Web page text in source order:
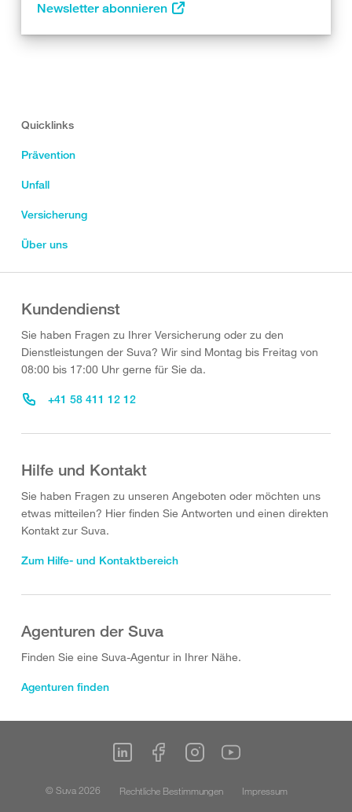
Newsletter abonnieren
Quicklinks
Prävention
Unfall
Versicherung
Über uns
Kundendienst
Sie haben Fragen zu Ihrer Versicherung oder zu den
Dienstleistungen der Suva? Wir sind Montag bis Freitag von
08:00 bis 17:00 Uhr gerne für Sie da.
+41 58 411 12 12
Hilfe und Kontakt
Sie haben Fragen zu unseren Angeboten oder möchten uns
etwas mitteilen? Hier finden Sie Antworten und einen direkten
Kontakt zur Suva.
Zum Hilfe- und Kontaktbereich
Agenturen der Suva
Finden Sie eine Suva-Agentur in Ihrer Nähe.
Agenturen finden
© Suva 2026 Rechtliche Bestimmungen
Impressum